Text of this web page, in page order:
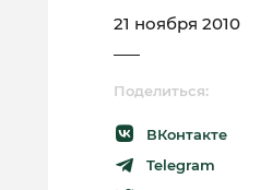
21 ноября 2010
Поделиться:
ВКонтакте
Telegram